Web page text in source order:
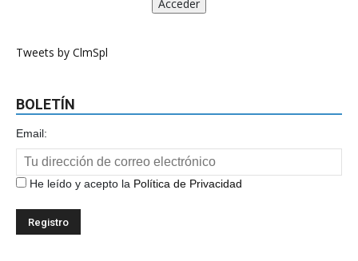
Tweets by ClmSpl
BOLETÍN
Email:
He leído y acepto la Política de Privacidad